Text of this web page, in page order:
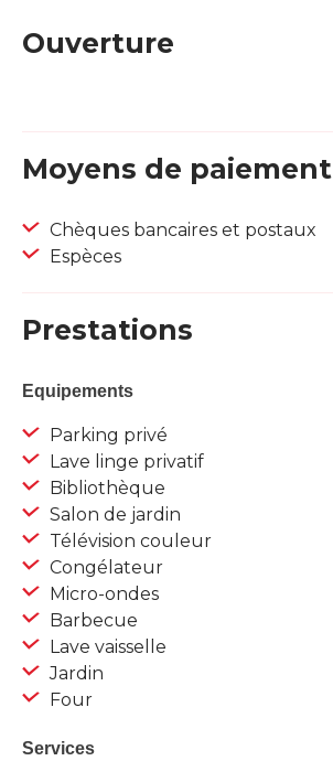
Ouverture
Moyens de paiement
Chèques bancaires et postaux
Espèces
Prestations
Equipements
Parking privé
Lave linge privatif
Bibliothèque
Salon de jardin
Télévision couleur
Congélateur
Micro-ondes
Barbecue
Lave vaisselle
Jardin
Four
Services